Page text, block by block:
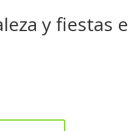
y fiestas